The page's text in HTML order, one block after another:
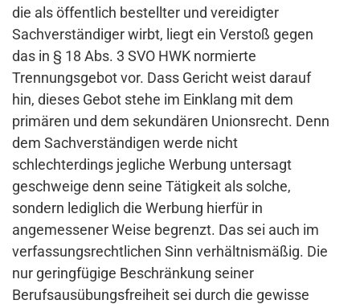
die als öffentlich bestellter und vereidigter
Sachverständiger wirbt, liegt ein Verstoß gegen
das in § 18 Abs. 3 SVO HWK normierte
Trennungsgebot vor. Dass Gericht weist darauf
hin, dieses Gebot stehe im Einklang mit dem
primären und dem sekundären Unionsrecht. Denn
dem Sachverständigen werde nicht
schlechterdings jegliche Werbung untersagt
geschweige denn seine Tätigkeit als solche,
sondern lediglich die Werbung hierfür in
angemessener Weise begrenzt. Das sei auch im
verfassungsrechtlichen Sinn verhältnismäßig. Die
nur geringfügige Beschränkung seiner
Berufsausübungsfreiheit sei durch die gewisse